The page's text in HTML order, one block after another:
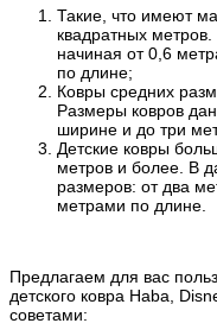
Такие, что имеют
квадратных
начиная от 0,6
по длине;
Ковры средних
Размеры ковров
ширине и до три
Детские ковры
метров и более. В
размеров: от два
метрами по длине.
Предлагаем для вас
детского ковра Haba,
советами: